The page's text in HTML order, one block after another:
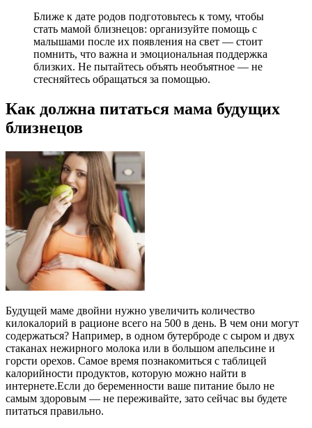
Ближе к дате родов подготовьтесь к тому, чтобы
стать мамой близнецов: организуйте помощь с
малышами после их появления на свет — стоит
помнить, что важна и эмоциональная поддержка
близких. Не пытайтесь объять необъятное — не
стесняйтесь обращаться за помощью.
Как должна питаться мама будущих
близнецов
Будущей маме двойни нужно увеличить количество
килокалорий в рационе всего на 500 в день. В чем они могут
содержаться? Например, в одном бутерброде с сыром и двух
стаканах нежирного молока или в большом апельсине и
горсти орехов. Самое время познакомиться с таблицей
калорийности продуктов, которую можно найти в
интернете.Если до беременности ваше питание было не
самым здоровым — не переживайте, зато сейчас вы будете
питаться правильно.